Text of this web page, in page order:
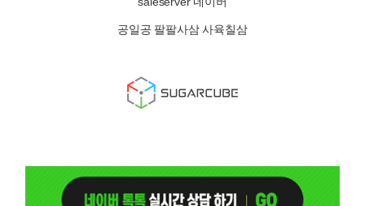
공일공 팔팔사삼 사육칠삼